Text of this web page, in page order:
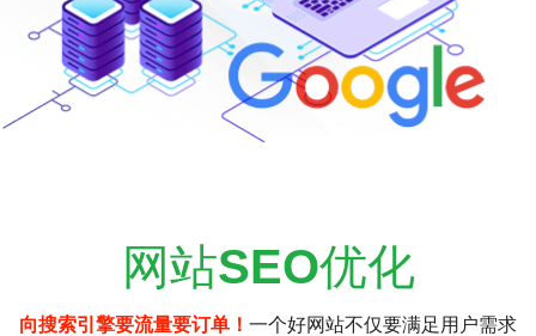
网站SEO优化
向搜索引擎要流量要订单！ 一个好网站不仅要满足用户需求